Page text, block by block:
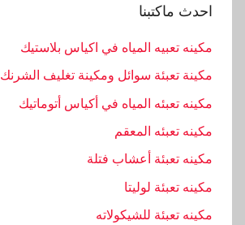
احدث ماكتبنا
مكينه تعبيه المياه في اكياس بلاستيك
مكينة تعبئة سوائل ومكينة تغليف الشرنك
مكينه تعبئه المياه في أكياس أتوماتيك
مكينه تعبئه المعقم
مكينه تعبئة أعشاب فتلة
مكينه تعبئة لوليتا
مكينه تعبئة للشيكولاته